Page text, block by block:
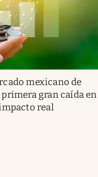
mexicano de
gran caída en
real